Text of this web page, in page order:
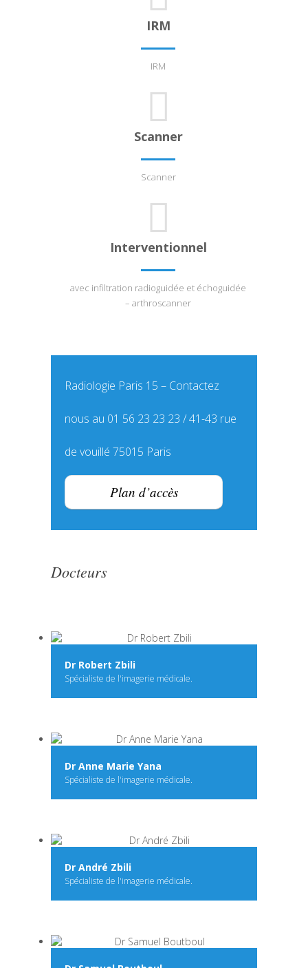
IRM
IRM
Scanner
Scanner
Interventionnel
avec infiltration radioguidée et échoguidée
– arthroscanner
Radiologie Paris 15 – Contactez
nous au 01 56 23 23 23 / 41-43 rue
de vouillé 75015 Paris
Plan d’accès
Docteurs
Dr Robert Zbili
Spécialiste de l'imagerie médicale.
Dr Anne Marie Yana
Spécialiste de l'imagerie médicale.
Dr André Zbili
Spécialiste de l'imagerie médicale.